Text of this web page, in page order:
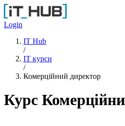
Перейти до основного вмісту
Login
IT Hub
/
IT курси
/
Комерційний директор
Курс